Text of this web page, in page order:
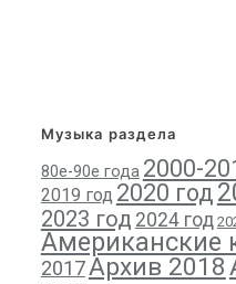
Музыка раздела
80е-90е года 2000-
2019 год 2020 год
2023 год 2024 год
Американские
2017Архив 2018